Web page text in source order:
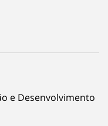
e Desenvolvimento